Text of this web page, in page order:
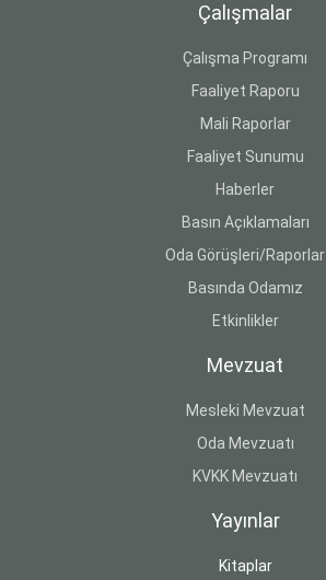
Çalışmalar
Çalışma Programı
Faaliyet Raporu
Mali Raporlar
Faaliyet Sunumu
Haberler
Basın Açıklamaları
Oda Görüşleri/Raporlar
Basında Odamız
Etkinlikler
Mevzuat
Mesleki Mevzuat
Oda Mevzuatı
KVKK Mevzuatı
Yayınlar
Kitaplar